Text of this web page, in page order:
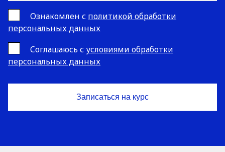
Ознакомлен с политикой обработки
персональных данных
Cоглашаюсь с условиями обработки
персональных данных